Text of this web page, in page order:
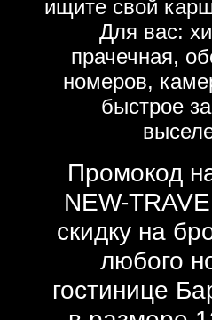
ищите свой
Для вас:
прачечная,
номеров,
быстрое
Промокод
NEW-
скидку на
любого
гостинице